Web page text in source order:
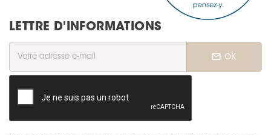
LETTRE D'INFORMATIONS
mail_outline ok